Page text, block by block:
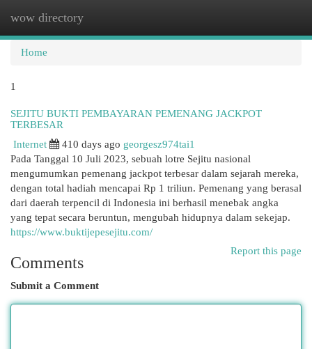
wow directory
Home
1
SEJITU BUKTI PEMBAYARAN PEMENANG JACKPOT
TERBESAR
Internet
410 days ago georgesz974tai1
Pada Tanggal 10 Juli 2023, sebuah lotre Sejitu nasional
mengumumkan pemenang jackpot terbesar dalam sejarah mereka,
dengan total hadiah mencapai Rp 1 triliun. Pemenang yang berasal
dari daerah terpencil di Indonesia ini berhasil menebak angka
yang tepat secara beruntun, mengubah hidupnya dalam sekejap.
https://www.buktijepesejitu.com/
Report this page
Comments
Submit a Comment